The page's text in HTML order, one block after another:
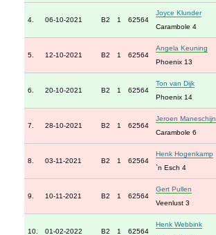
4. 06-10-2021 B2 1 62564
Joyce Klunder
Carambole 4
5. 12-10-2021 B2 1 62564
Angela Keuning
Phoenix 13
6. 20-10-2021 B2 1 62564
Ton van Dijk
Phoenix 14
7. 28-10-2021 B2 1 62564
Jeroen Maneschijn
Carambole 6
8. 03-11-2021 B2 1 62564
Henk Hogenkamp
`n Esch 4
9. 10-11-2021 B2 1 62564
Gert Pullen
Veenlust 3
10. 01-02-2022 B2 1 62564
Henk Webbink